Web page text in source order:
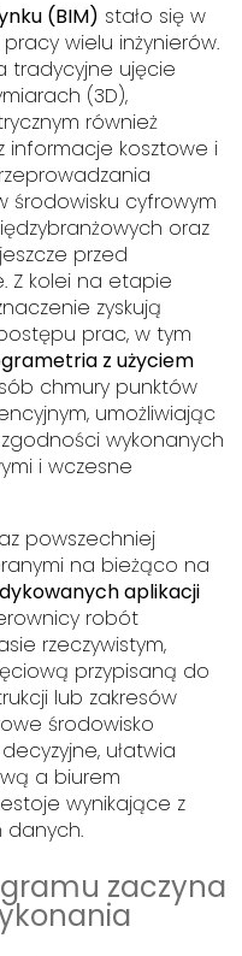
(BIM) stało się w
wielu inżynierów.
tradycyjne ujęcie
(3D),
również
informacje kosztowe i
środowisku cyfrowym
oraz
przed
Z kolei na etapie
zyskują
prac, w tym
z użyciem
chmury punktów
umożliwiając
wykonanych
i wczesne
powszechniej
na bieżąco na
aplikacji
robót
rzeczywistym,
przypisaną do
lub zakresów
środowisko
ułatwia
a biurem
wynikające z
danych.
zaczyna